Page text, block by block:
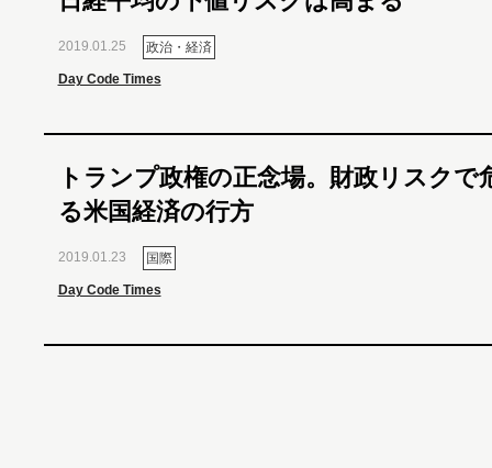
2019.01.25 政治・経済
Day Code Times
トランプ政権の正念場。財政リスクで
る米国経済の行方
2019.01.23 国際
Day Code Times